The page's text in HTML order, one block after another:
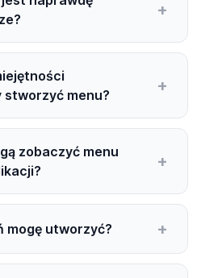
+
menu?
+
zobaczyć menu
+
mogę utworzyć? +